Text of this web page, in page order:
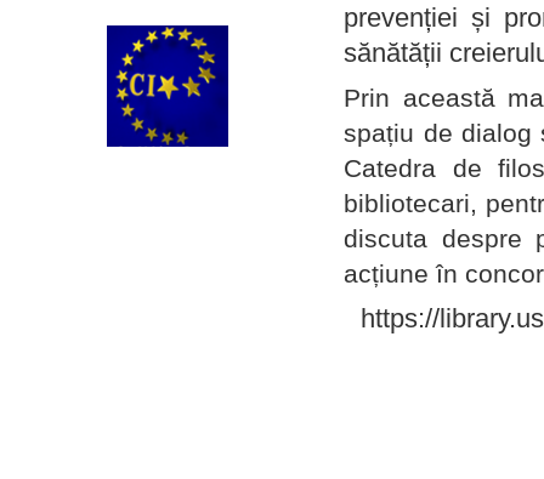
prevenției și
sănătății
Prin această
spațiu de dialog
Catedra de
bibliotecari,
discuta despre
acțiune în
https://